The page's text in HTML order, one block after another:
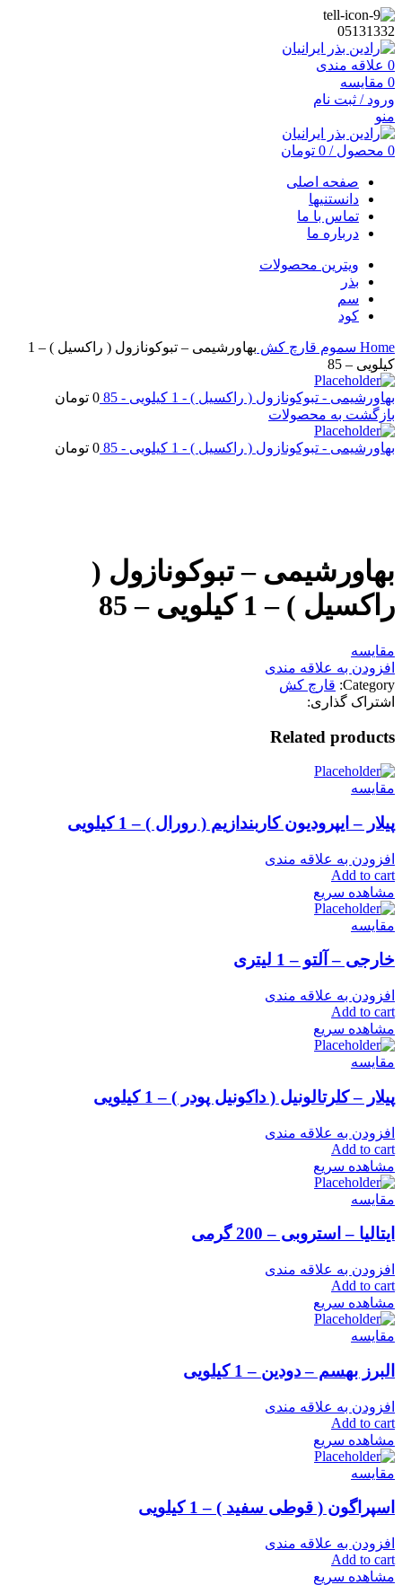
05131332
0 علاقه مندی
0 مقایسه
ورود / ثبت نام
منو
0 محصول /
0 تومان
صفحه اصلی
دانستنیها
تماس با ما
درباره ما
ویترین محصولات
بذر
سم
کود
Home سموم قارچ کش
بهاورشیمی – تبوکونازول ( راکسیل ) – 1
کیلویی – 85
بهاورشیمی - تبوکونازول ( راکسیل ) - 1 کیلویی - 85 0 تومان
بازگشت به محصولات
بهاورشیمی - تبوکونازول ( راکسیل ) - 1 کیلویی - 85 0 تومان
بهاورشیمی – تبوکونازول (
راکسیل ) – 1 کیلویی – 85
مقایسه
افزودن به علاقه مندی
Category: قارچ کش
اشتراک گذاری:
Related products
مقایسه
پیلار – ایپرودیون کاربندازیم ( رورال ) – 1 کیلویی
افزودن به علاقه مندی
Add to cart
مشاهده سریع
مقایسه
خارجی – آلتو – 1 لیتری
افزودن به علاقه مندی
Add to cart
مشاهده سریع
مقایسه
پیلار – کلرتالونیل ( داکونیل پودر ) – 1 کیلویی
افزودن به علاقه مندی
Add to cart
مشاهده سریع
مقایسه
ایتالیا – استروبی – 200 گرمی
افزودن به علاقه مندی
Add to cart
مشاهده سریع
مقایسه
البرز بهسم – دودین – 1 کیلویی
افزودن به علاقه مندی
Add to cart
مشاهده سریع
مقایسه
اسپراگون ( قوطی سفید ) – 1 کیلویی
افزودن به علاقه مندی
Add to cart
مشاهده سریع